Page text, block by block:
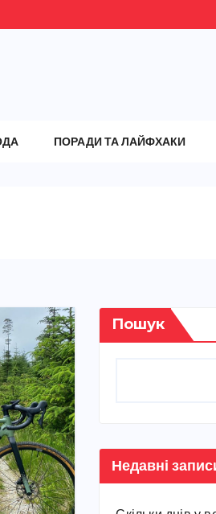
ПОРАДИ ТА ЛАЙФХАКИ
Пошук
Недавні